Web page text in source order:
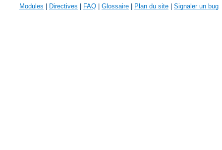
Modules | Directives | FAQ | Glossaire | Plan du site | Signaler un bug